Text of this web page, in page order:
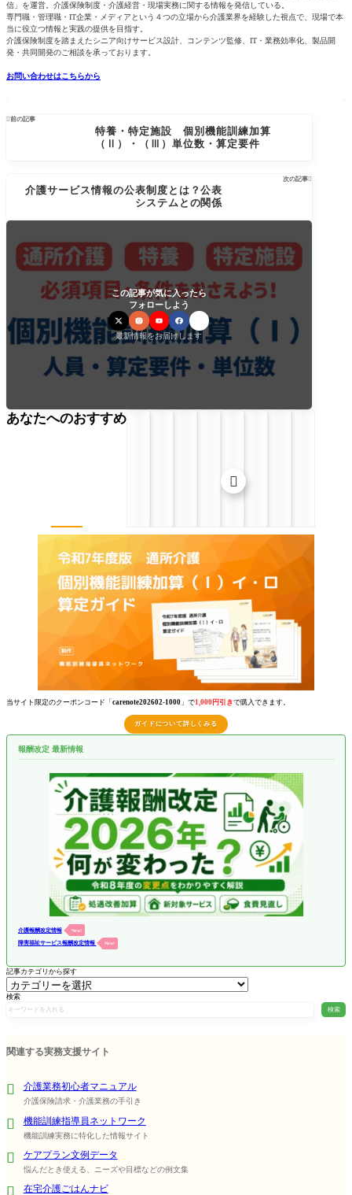
信」を運営。介護保険制度・介護経営・現場実務に関する情報を発信している。
専門職・管理職・IT企業・メディアという４つの立場から介護業界を経験した視点で、現場で本
当に役立つ情報と実践の提供を目指す。
介護保険制度を踏まえたシニア向けサービス設計、コンテンツ監修、IT・業務効率化、製品開
発・共同開発のご相談を承っております。
お問い合わせはこちらから
前の記事
特養・特定施設 個別機能訓練加算
（Ⅱ）・（Ⅲ）単位数・算定要件
次の記事
介護サービス情報の公表制度とは？公表
システムとの関係
この記事が気に入ったら
フォローしよう
最新情報をお届けします
当サイト限定のクーポンコード「 carenote202602-1000 」で1,000円引きで購入できます。
ガイドについて詳しくみる
報酬改定 最新情報
介護報酬改定情報 New!
障害福祉サービス報酬改定情報 New!
記事カテゴリから探す
検索
検索
あなたへのおすすめ

関連する実務支援サイト
介護業務初心者マニュアル
介護保険請求・介護業務の手引き
機能訓練指導員ネットワーク
機能訓練実務に特化した情報サイト
ケアプラン文例データ
悩んだとき使える、ニーズや目標などの例文集
在宅介護ごはんナビ